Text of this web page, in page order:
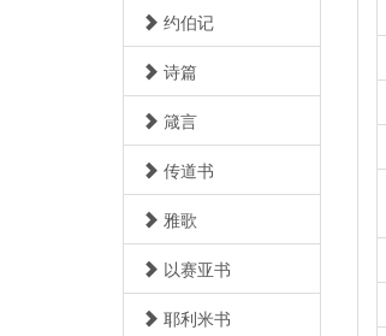
约伯记
诗篇
箴言
传道书
雅歌
以赛亚书
耶利米书